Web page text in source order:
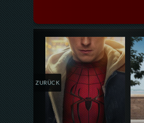
Details,Play
ZURÜCK